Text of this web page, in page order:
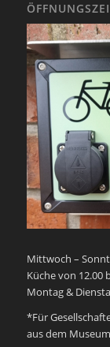
Mittwoch –
Küche von 12.00
Montag &
*Für
aus dem